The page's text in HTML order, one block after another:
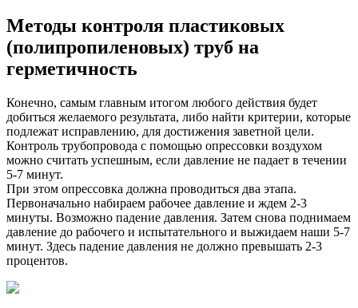
Методы контроля пластиковых
(полипропиленовых) труб на
герметичность
Конечно, самым главным итогом любого действия будет
добиться желаемого результата, либо найти критерии, которые
подлежат исправлению, для достижения заветной цели.
Контроль трубопровода с помощью опрессовки воздухом
можно считать успешным, если давление не падает в течении
5-7 минут.
При этом опрессовка должна проводиться два этапа.
Первоначально набираем рабочее давление и ждем 2-3
минуты. Возможно падение давления. Затем снова поднимаем
давление до рабочего и испытательного и выжидаем наши 5-7
минут. Здесь падение давления не должно превышать 2-3
процентов.